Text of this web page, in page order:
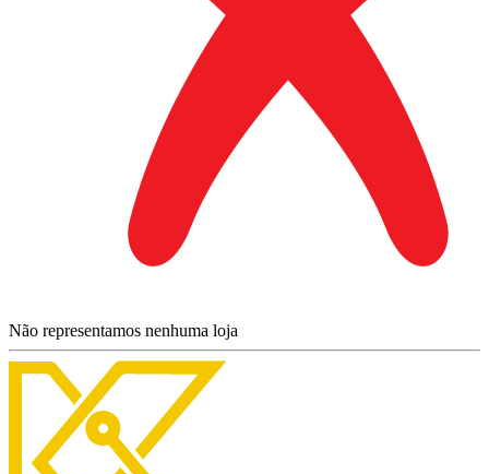
Não representamos nenhuma loja